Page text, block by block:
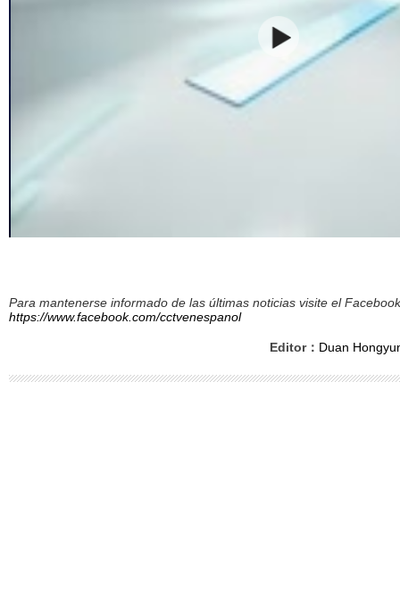
Para mantenerse informado de las últimas noticias visite el
https://www.facebook.com/cctvenespanol
Editor： Duan